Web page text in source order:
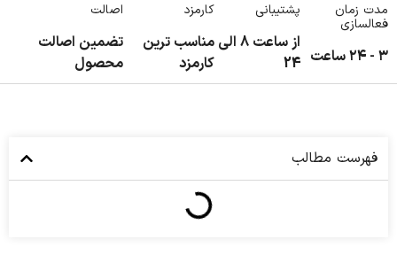
مدت زمان
فعالسازی
۳ - ۲۴ ساعت
پشتیبانی
از ساعت 8 الی
24
کارمزد
مناسب ترین
کارمزد
اصالت
تضمین اصالت
محصول
فهرست مطالب